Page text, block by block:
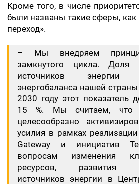
Кроме того, в числе
были названы такие сферы, как
переход».
– Мы внедряем
замкнутого цикла. Доля
источников энергии
энергобаланса нашей страны
2030 году этот показатель
15 %. Мы считаем, что
целесообразно
усилия в рамках реализации
Gateway и инициатив
вопросам изменения
ресурсов, развития
источников энергии в